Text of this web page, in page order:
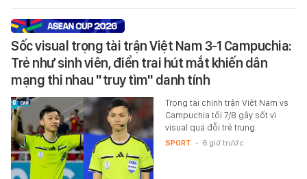
Sốc visual trọng tài trận Việt Nam 3-1 Campuchia:
Trẻ như sinh viên, điển trai hút mắt khiến dân
mạng thi nhau "truy tìm" danh tính
Trọng tài chính trận Việt Nam vs
Campuchia tối 7/8 gây sốt vì
visual quá đỗi trẻ trung.
SPORT - 6 giờ trước